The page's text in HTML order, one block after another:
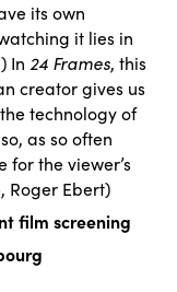
its own
it lies in
In 24 Frames, this
creator gives us
technology of
as so often
for the viewer’s
Roger Ebert)
film screening